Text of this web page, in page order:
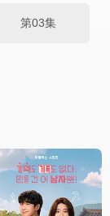
第03集